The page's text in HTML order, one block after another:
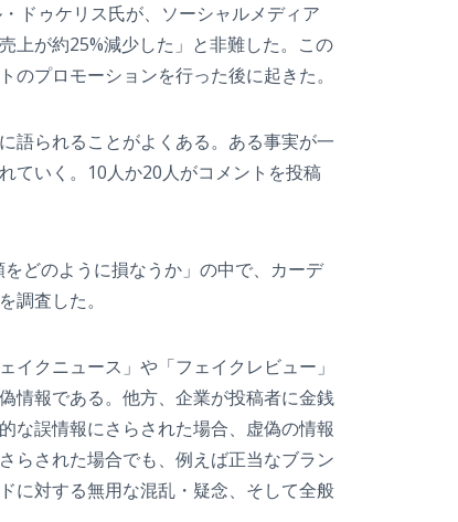
ドゥケリス氏が、ソーシャルメディア
上が約25%減少した」と非難した。この
プロモーションを行った後に起きた。
語られることがよくある。ある事実が一
ていく。10人か20人がコメントを投稿
どのように損なうか」の中で、カーデ
査した。
クニュース」や「フェイクレビュー」
情報である。他方、企業が投稿者に金銭
な誤情報にさらされた場合、虚偽の情報
らされた場合でも、例えば正当なブラン
に対する無用な混乱・疑念、そして全般